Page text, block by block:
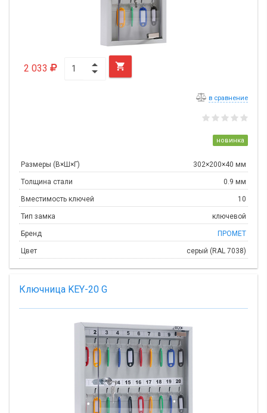
2 033 
в сравнение
новинка
Размеры (В×Ш×Г) 302×200×40 мм
Толщина стали 0.9 мм
Вместимость ключей 10
Тип замка ключевой
Бренд ПРОМЕТ
Цвет серый (RAL 7038)
Ключница KEY-20 G